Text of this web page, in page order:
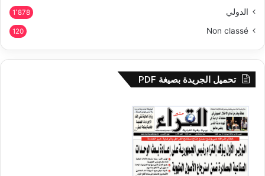
الدولي 1٬878
Non classé
120
تحميل الجريدة بصيغة PDF